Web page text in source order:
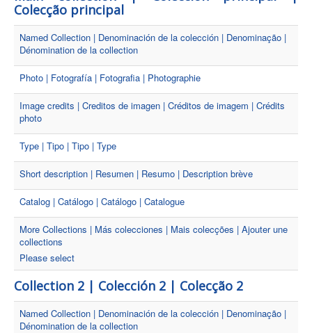
Colecção principal
Named Collection | Denominación de la colección | Denominação |
Dénomination de la collection
Photo | Fotografía | Fotografia | Photographie
Image credits | Creditos de imagen | Créditos de imagem | Crédits
photo
Type | Tipo | Tipo | Type
Short description | Resumen | Resumo | Description brève
Catalog | Catálogo | Catálogo | Catalogue
More Collections | Más colecciones | Mais colecções | Ajouter une
collections
Please select
Collection 2 | Colección 2 | Colecção 2
Named Collection | Denominación de la colección | Denominação |
Dénomination de la collection